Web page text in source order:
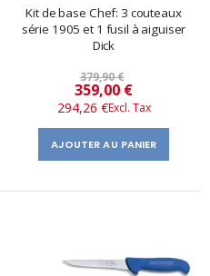
Kit de base Chef: 3 couteaux
série 1905 et 1 fusil à aiguiser
Dick
379,90 €
Prix
spécial
359,00 €
294,26 €
AJOUTER AU PANIER